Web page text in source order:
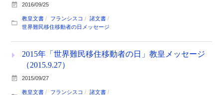
2016/09/25
教皇文書 フランシスコ
諸文書
世界難民移住移動者の日メッセージ
2015年「世界難民移住移動者の日」教皇メッセージ
（2015.9.27）
2015/09/27
教皇文書 フランシスコ
諸文書